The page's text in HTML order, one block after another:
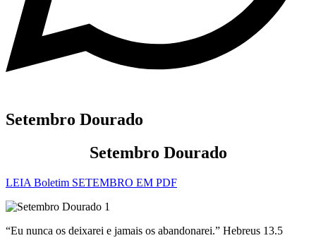
Setembro Dourado
Setembro Dourado
LEIA Boletim SETEMBRO EM PDF
“Eu nunca os deixarei e jamais os abandonarei.” Hebreus 13.5